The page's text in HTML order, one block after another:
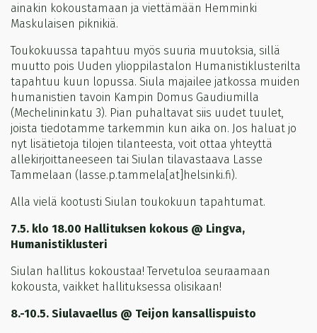
ainakin kokoustamaan ja viettämään Hemminki
Maskulaisen piknikiä.
Toukokuussa tapahtuu myös suuria muutoksia, sillä
muutto pois Uuden ylioppilastalon Humanistiklusterilta
tapahtuu kuun lopussa. Siula majailee jatkossa muiden
humanistien tavoin Kampin Domus Gaudiumilla
(Mechelininkatu 3). Pian puhaltavat siis uudet tuulet,
joista tiedotamme tarkemmin kun aika on. Jos haluat jo
nyt lisätietoja tilojen tilanteesta, voit ottaa yhteyttä
allekirjoittaneeseen tai Siulan tilavastaava Lasse
Tammelaan (lasse.p.tammela[at]helsinki.fi).
Alla vielä kootusti Siulan toukokuun tapahtumat.
7.5. klo 18.00 Hallituksen kokous @ Lingva,
Humanistiklusteri
Siulan hallitus kokoustaa! Tervetuloa seuraamaan
kokousta, vaikket hallituksessa olisikaan!
8.-10.5. Siulavaellus @ Teijon kansallispuisto